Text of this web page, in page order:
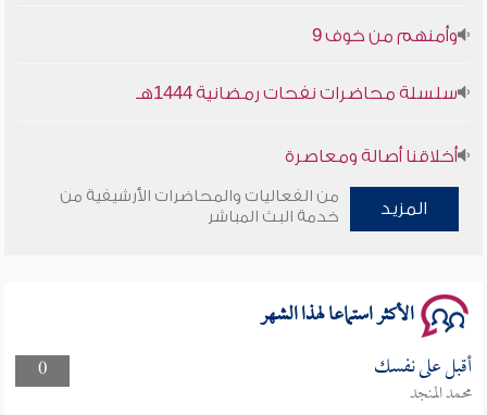
وأمنهم من خوف 9
سلسلة محاضرات نفحات رمضانية 1444هـ
أخلاقنا أصالة ومعاصرة
وأمنهم من خوف 9
المزيد
من الفعاليات والمحاضرات الأرشيفية من
خدمة البث المباشر
الأكثر استماعا لهذا الشهر
0 أقبل على نفسك
محمد المنجد